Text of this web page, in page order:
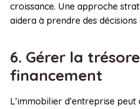
croissance. Une approche
aidera à prendre des décisions
6. Gérer la
financement
L’immobilier d’entreprise